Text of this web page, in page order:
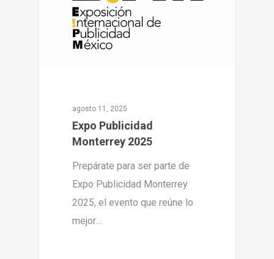
agosto 11, 2025
Expo Publicidad
Monterrey 2025
Prepárate para ser parte de
Expo Publicidad Monterrey
2025, el evento que reúne lo
mejor…